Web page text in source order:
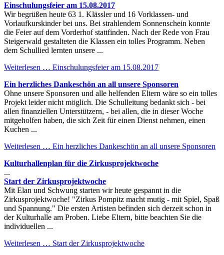
Einschulungsfeier am 15.08.2017
Wir begrüßen heute 63 1. Klässler und 16 Vorklassen- und
Vorlaufkurskinder bei uns. Bei strahlendem Sonnenschein konnte
die Feier auf dem Vorderhof stattfinden. Nach der Rede von Frau
Steigerwald gestalteten die Klassen ein tolles Programm. Neben
dem Schullied lernten unsere ...
Weiterlesen … Einschulungsfeier am 15.08.2017
Ein herzliches Dankeschön an all unsere Sponsoren
Ohne unsere Sponsoren und alle helfenden Eltern wäre so ein tolles
Projekt leider nicht möglich. Die Schulleitung bedankt sich - bei
allen finanziellen Unterstützern, - bei allen, die in dieser Woche
mitgeholfen haben, die sich Zeit für einen Dienst nehmen, einen
Kuchen ...
Weiterlesen … Ein herzliches Dankeschön an all unsere Sponsoren
Kulturhallenplan für die Zirkusprojektwoche
...
Start der Zirkusprojektwoche
Mit Elan und Schwung starten wir heute gespannt in die
Zirkusprojektwoche! "Zirkus Pompitz macht mutig - mit Spiel, Spaß
und Spannung." Die ersten Artisten befinden sich derzeit schon in
der Kulturhalle am Proben. Liebe Eltern, bitte beachten Sie die
individuellen ...
Weiterlesen … Start der Zirkusprojektwoche